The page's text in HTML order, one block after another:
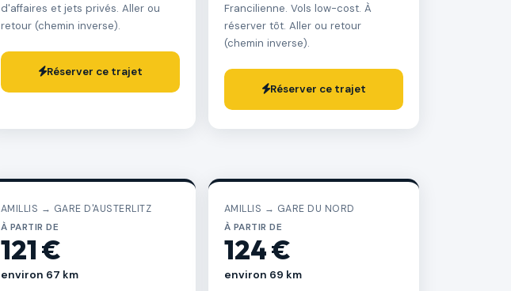
d'affaires et jets privés. Aller ou
retour (chemin inverse).
Réserver ce trajet
Francilienne. Vols low-cost. À
réserver tôt. Aller ou retour
(chemin inverse).
Réserver ce trajet
AMILLIS → GARE D'AUSTERLITZ
À PARTIR DE
121 €
environ 67 km
AMILLIS → GARE DU NORD
À PARTIR DE
124 €
environ 69 km